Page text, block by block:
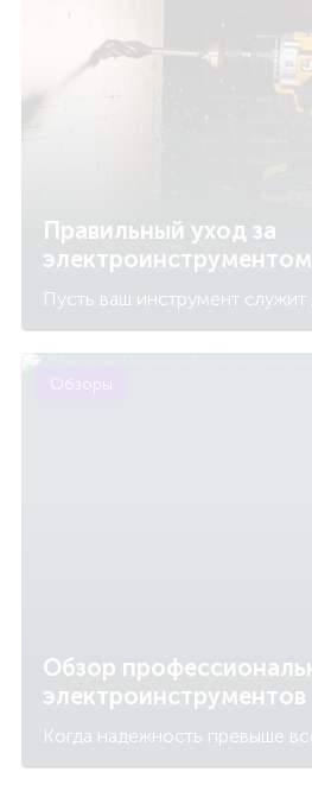
Правильный уход за
электроинструментом
Пусть ваш инструмент служит
Обзор
электроинструментов
Когда надежность превыше
Обзоры